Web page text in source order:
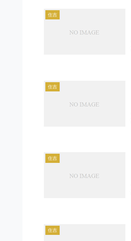
住吉
住吉
住吉
住吉